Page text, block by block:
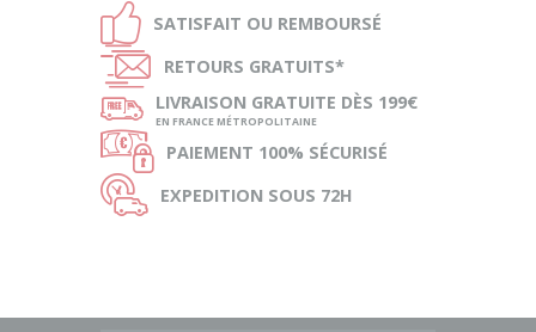
Ð SATISFAIT OU REMBOURSÉ
Ñ RETOURS GRATUITS*
ø LIVRAISON GRATUITE DÈS 199€
EN FRANCE MÉTROPOLITAINE
Ø PAIEMENT 100% SÉCURISÉ
Ù EXPEDITION SOUS 72H